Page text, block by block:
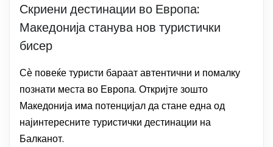
Скриени дестинации во Европа:
Македонија станува нов туристички
бисер
Сѐ повеќе туристи бараат автентични и помалку
познати места во Европа. Откријте зошто
Македонија има потенцијал да стане една од
најинтересните туристички дестинации на
Балканот.